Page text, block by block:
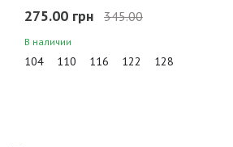
275.00 грн 345.00
В наличии
104 110 116 122 128